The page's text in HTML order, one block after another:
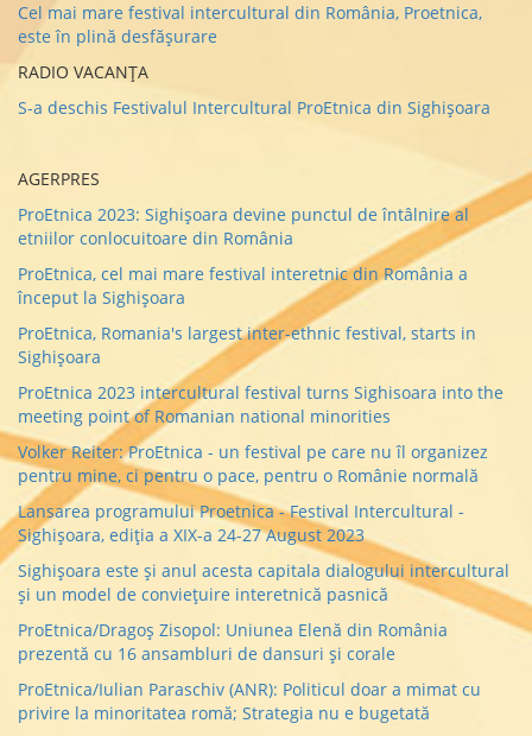
Cel mai mare festival intercultural din România, Proetnica,
este în plină desfășurare
RADIO VACANȚA
S-a deschis Festivalul Intercultural ProEtnica din Sighișoara
AGERPRES
ProEtnica 2023: Sighişoara devine punctul de întâlnire al
etniilor conlocuitoare din România
ProEtnica, cel mai mare festival interetnic din România a
început la Sighișoara
ProEtnica, Romania's largest inter-ethnic festival, starts in
Sighișoara
ProEtnica 2023 intercultural festival turns Sighisoara into the
meeting point of Romanian national minorities
Volker Reiter: ProEtnica - un festival pe care nu îl organizez
pentru mine, ci pentru o pace, pentru o Românie normală
Lansarea programului Proetnica - Festival Intercultural -
Sighişoara, ediţia a XIX-a 24-27 August 2023
Sighişoara este şi anul acesta capitala dialogului intercultural
şi un model de convieţuire interetnică pasnică
ProEtnica/Dragoş Zisopol: Uniunea Elenă din România
prezentă cu 16 ansambluri de dansuri și corale
ProEtnica/Iulian Paraschiv (ANR): Politicul doar a mimat cu
privire la minoritatea romă; Strategia nu e bugetată